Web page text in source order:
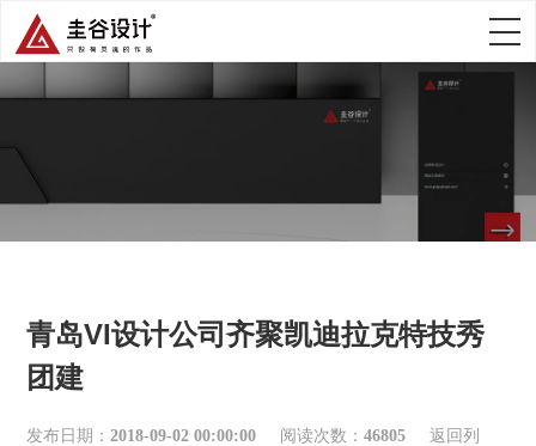
青岛VI设计公司齐聚凯迪拉克特技秀
团建
发布日期：2018-09-02 00:00:00 阅读次数：46805
返回列